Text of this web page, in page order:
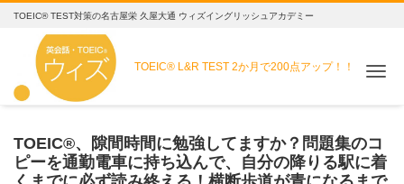
TOEIC® TEST対策の名古屋栄 久屋大通 ウィズイングリッシュアカデミー
TOEIC® L&R TEST2か月で200点アップ！！
TOEIC®、隙間時間に勉強してますか？問題集のコ
ピーを通勤電車に持ち込んで、自分の降りる駅に着